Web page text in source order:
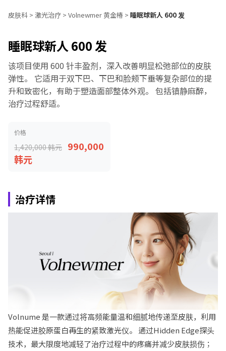
皮肤科 > 激光治疗 > Volnewmer 黄金椿 > 睡眠球新人 600 发
睡眠球新人 600 发
该项目使用 600 针丰盈剂，深入改善明显松弛部位的皮肤
弹性。 它适用于双下巴、下巴和脸颊下垂等复杂部位的提
升和致密化，有助于塑造面部整体外观。 包括镇静麻醉，
治疗过程舒适。
价格
1,420,000 韩元 990,000
韩元
治疗详情
Volnume 是一款通过将高频能量温和细腻地传递至皮肤，利用
热能促进胶原蛋白再生的紧致激光仪。 通过Hidden Edge探头
技术，最大限度地减轻了治疗过程中的疼痛并减少皮肤损伤；